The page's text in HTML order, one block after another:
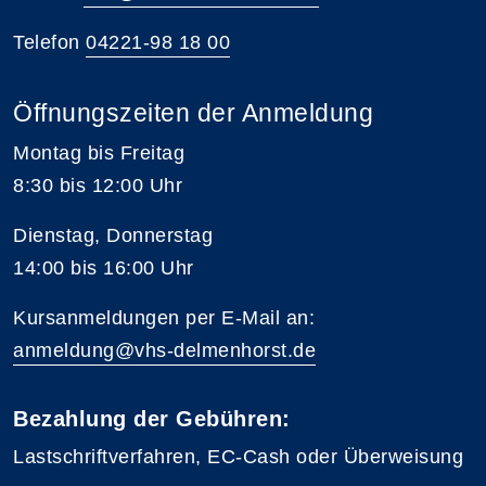
Telefon 04221-98 18 00
Öffnungszeiten der Anmeldung
Montag bis Freitag
8:30 bis 12:00 Uhr
Dienstag, Donnerstag
14:00 bis 16:00 Uhr
Kursanmeldungen per E-Mail an:
anmeldung@vhs-delmenhorst.de
Bezahlung der Gebühren:
Lastschriftverfahren, EC-Cash oder Überweisung